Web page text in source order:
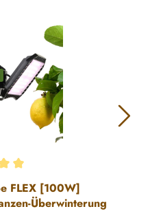
5 von 5 Sternen
FLEX [100W]
Überwinterung